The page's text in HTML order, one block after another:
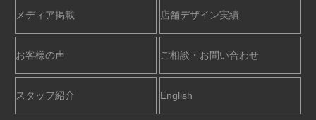
メディア掲載 店舗デザイン実績
お客様の声 ご相談・お問い合わせ
スタッフ紹介 English